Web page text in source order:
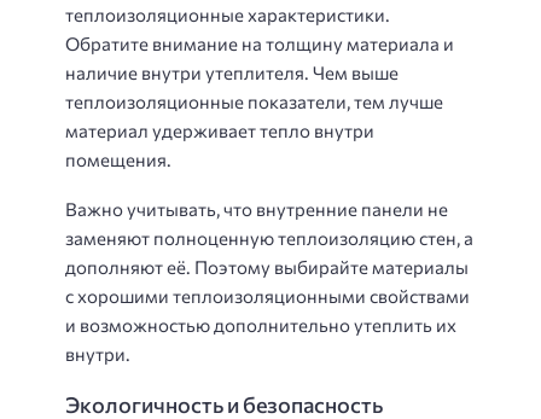
теплоизоляционные характеристики.
Обратите внимание на толщину материала и
наличие внутри утеплителя. Чем выше
теплоизоляционные показатели, тем лучше
материал удерживает тепло внутри
помещения.
Важно учитывать, что внутренние панели не
заменяют полноценную теплоизоляцию стен, а
дополняют её. Поэтому выбирайте материалы
с хорошими теплоизоляционными свойствами
и возможностью дополнительно утеплить их
внутри.
Экологичность и безопасность